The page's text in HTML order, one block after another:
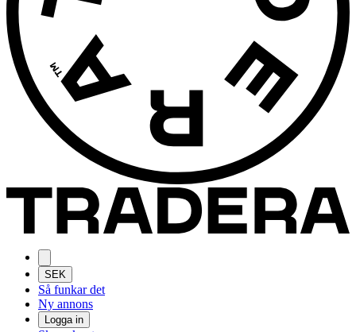
SEK
Så funkar det
Ny annons
Logga in